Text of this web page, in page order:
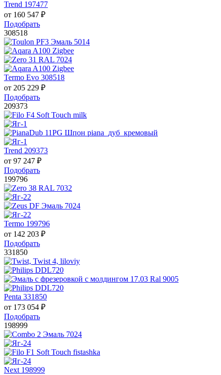
Trend 197477
от 160 547 ₽
Подобрать
308518
Termo Evo 308518
от 205 229 ₽
Подобрать
209373
Trend 209373
от 97 247 ₽
Подобрать
199796
Termo 199796
от 142 203 ₽
Подобрать
331850
Penta 331850
от 173 054 ₽
Подобрать
198999
Next 198999